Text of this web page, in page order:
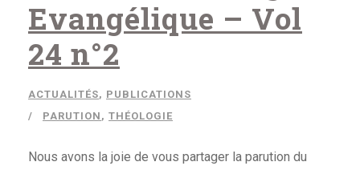
Evangélique – Vol
24 n°2
ACTUALITÉS, PUBLICATIONS
PARUTION , THÉOLOGIE
Nous avons la joie de vous partager la parution du